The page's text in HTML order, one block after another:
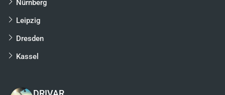
Nürnberg
Leipzig
Dresden
Kassel